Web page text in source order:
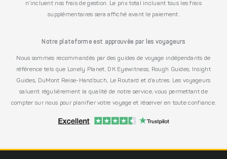
n’incluent nos frais de gestion. Le prix total incluant tous les frais
supplémentaires sera affiché avant le paiement.
Notre plateforme est approuvée par les voyageurs
Nous sommes recommandés par des guides de voyage indépendants de
référence tels que Lonely Planet, DK Eyewitness, Rough Guides, Insight
Guides, DuMont Reise-Handbuch, Le Routard et d’autres. Les voyageurs
saluent régulièrement la qualité de notre service, vous permettant de
compter sur nous pour planifier votre voyage et réserver en toute confiance.